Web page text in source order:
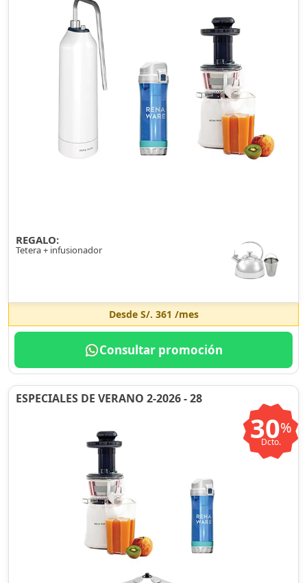
REGALO:
Tetera + infusionador
Desde S/. 361 /mes
Consultar promoción
ESPECIALES DE VERANO 2-2026 - 28
30%
Dcto.